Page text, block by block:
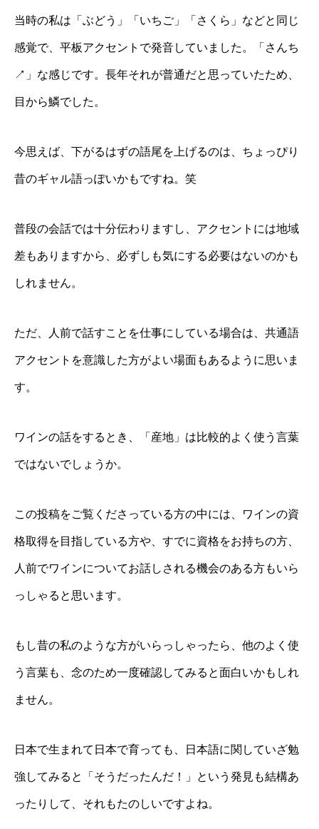
当時の私は「ぶどう」「いちご」「さくら」などと同じ
感覚で、平板アクセントで発音していました。「さんち
↗︎」な感じです。長年それが普通だと思っていたため、
目から鱗でした。
今思えば、下がるはずの語尾を上げるのは、ちょっぴり
昔のギャル語っぽいかもですね。笑
普段の会話では十分伝わりますし、アクセントには地域
差もありますから、必ずしも気にする必要はないのかも
しれません。
ただ、人前で話すことを仕事にしている場合は、共通語
アクセントを意識した方がよい場面もあるように思いま
す。
ワインの話をするとき、「産地」は比較的よく使う言葉
ではないでしょうか。
この投稿をご覧くださっている方の中には、ワインの資
格取得を目指している方や、すでに資格をお持ちの方、
人前でワインについてお話しされる機会のある方もいら
っしゃると思います。
もし昔の私のような方がいらっしゃったら、他のよく使
う言葉も、念のため一度確認してみると面白いかもしれ
ません。
日本で生まれて日本で育っても、日本語に関していざ勉
強してみると「そうだったんだ！」という発見も結構あ
ったりして、それもたのしいですよね。